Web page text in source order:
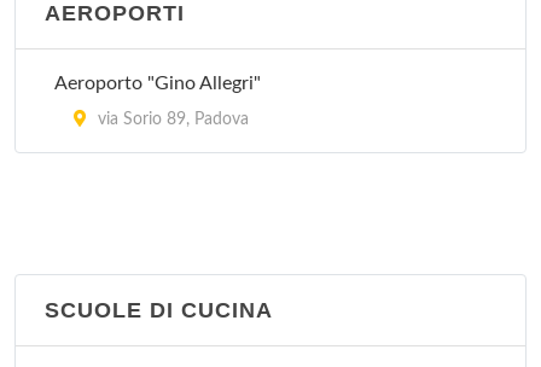
AEROPORTI
Aeroporto "Gino Allegri"
via Sorio 89, Padova
SCUOLE DI CUCINA